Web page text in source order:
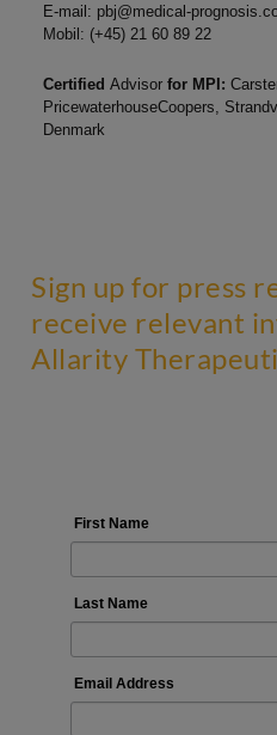
E-mail: pbj@medical-
Mobil: (+45) 21 60 89 22
Certified Advisor for MPI:
PricewaterhouseCoopers,
Denmark
Sign up for press
receive relevant
Allarity